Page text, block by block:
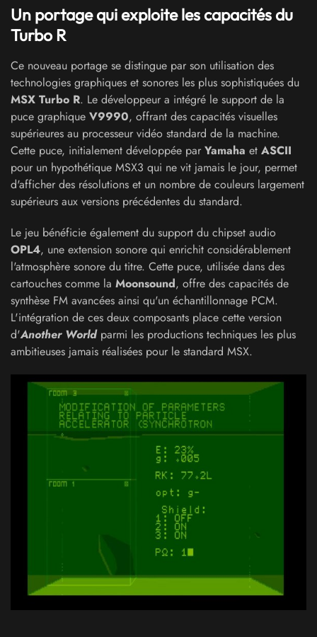
Un portage qui exploite les capacités du
Turbo R
Ce nouveau portage se distingue par son utilisation des
technologies graphiques et sonores les plus sophistiquées du
MSX Turbo R. Le développeur a intégré le support de la
puce graphique V9990, offrant des capacités visuelles
supérieures au processeur vidéo standard de la machine.
Cette puce, initialement développée par Yamaha et ASCII
pour un hypothétique MSX3 qui ne vit jamais le jour, permet
d'afficher des résolutions et un nombre de couleurs largement
supérieurs aux versions précédentes du standard.
Le jeu bénéficie également du support du chipset audio
OPL4, une extension sonore qui enrichit considérablement
l'atmosphère sonore du titre. Cette puce, utilisée dans des
cartouches comme la Moonsound, offre des capacités de
synthèse FM avancées ainsi qu'un échantillonnage PCM.
L'intégration de ces deux composants place cette version
d'Another Worldparmi les productions techniques les plus
ambitieuses jamais réalisées pour le standard MSX.